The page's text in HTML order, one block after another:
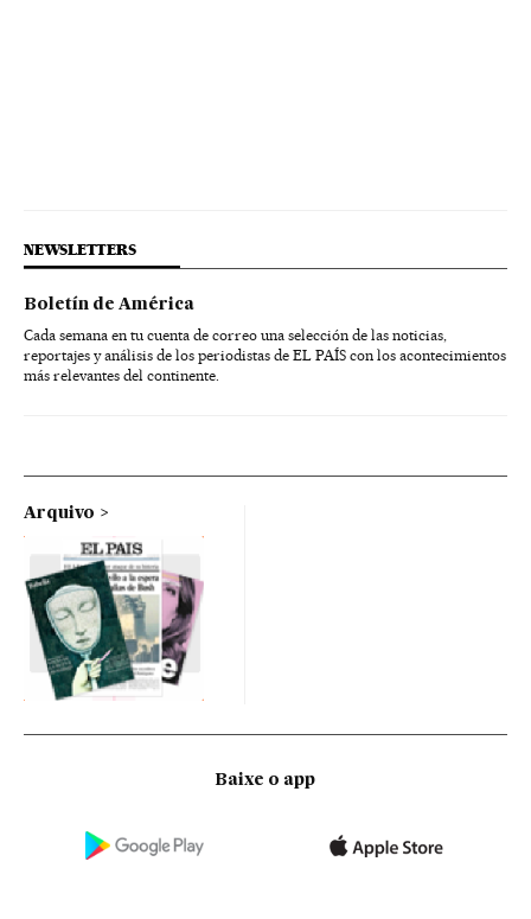
NEWSLETTERS
Boletín de América
Cada semana en tu cuenta de correo una selección de las noticias,
reportajes y análisis de los periodistas de EL PAÍS con los acontecimientos
más relevantes del continente.
Arquivo
Baixe o app